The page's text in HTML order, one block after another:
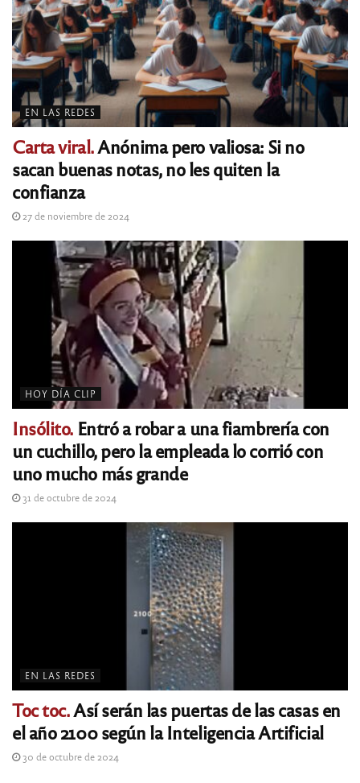
EN LAS REDES
Carta viral.Anónima pero valiosa: Si no
sacan buenas notas, no les quiten la
confianza
27 de noviembre de 2024
HOY DÍA CLIP
Insólito. Entró a robar a una fiambrería con
un cuchillo, pero la empleada lo corrió con
uno mucho más grande
31 de octubre de 2024
EN LAS REDES
Toc toc.Así serán las puertas de las casas en
el año 2100 según la Inteligencia Artificial
30 de octubre de 2024